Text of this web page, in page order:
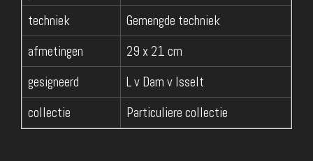
techniek
Gemengde techniek
afmetingen
29 x 21 cm
gesigneerd
L v Dam v Isselt
collectie
Particuliere collectie